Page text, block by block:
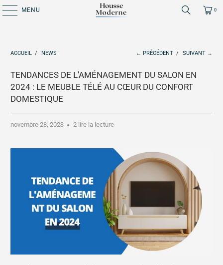
MENU 0
ACCUEIL / NEWS ← PRÉCÉDENT / SUIVANT →
TENDANCES DE L'AMÉNAGEMENT DU SALON EN
2024 : LE MEUBLE TÉLÉ AU CŒUR DU CONFORT
DOMESTIQUE
novembre 28, 2023 2 lire la lecture